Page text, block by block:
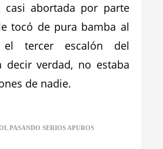
casi abortada por parte
tocó de pura bamba al
el tercer escalón del
decir verdad, no estaba
de nadie.
PASANDO SERIOS APUROS